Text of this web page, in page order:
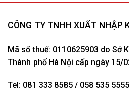
CÔNG TY TNHH XUẤT NHẬP
Mã số thuế: 0110625903 do Sở
Thành phố Hà Nội cấp ngày 15/
Tel: 081 333 8585 / 058 535